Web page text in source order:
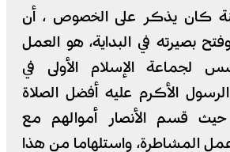
كان يذكر على الخصوص ، أن
بصيرته في البداية، هو العمل
لجماعة الإسلام الأولى في
الأكرم عليه أفضل الصلاة
حيث قسم الأنصار أموالهم مع
المشاطرة، واستلهاما من هذا